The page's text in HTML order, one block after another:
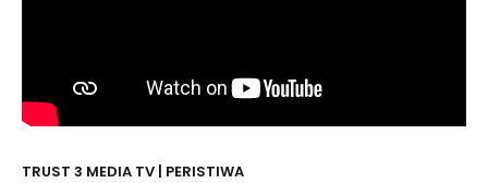
TRUST 3 MEDIA TV | PERISTIWA